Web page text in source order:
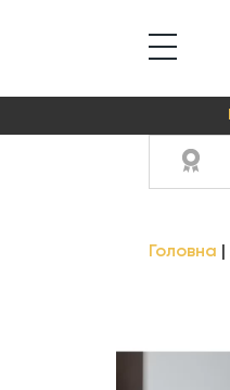
Головна